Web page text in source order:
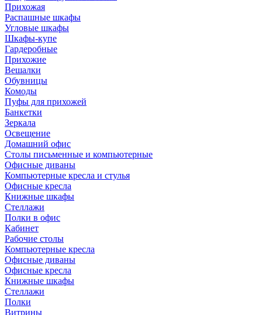
Прихожая
Распашные шкафы
Угловые шкафы
Шкафы-купе
Гардеробные
Прихожие
Вешалки
Обувницы
Комоды
Пуфы для прихожей
Банкетки
Зеркала
Освещение
Домашний офис
Столы письменные и компьютерные
Офисные диваны
Компьютерные кресла и стулья
Офисные кресла
Книжные шкафы
Стеллажи
Полки в офис
Кабинет
Рабочие столы
Компьютерные кресла
Офисные диваны
Офисные кресла
Книжные шкафы
Стеллажи
Полки
Витрины